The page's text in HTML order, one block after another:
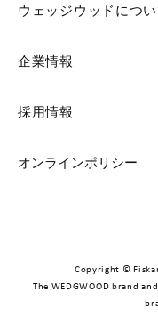
ウェッジウッドにつ
企業情報
採用情報
オンラインポリシー
Copyright ©
The WEDGWOOD brand